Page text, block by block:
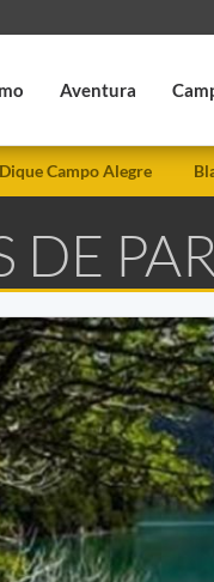
Aventura
Dique Campo Alegre
DE